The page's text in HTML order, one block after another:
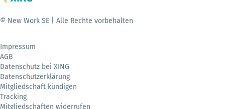
© New Work SE | Alle Rechte vorbehalten
Impressum
AGB
Datenschutz bei XING
Datenschutzerklärung
Mitgliedschaft kündigen
Tracking
Mitgliedschaften widerrufen